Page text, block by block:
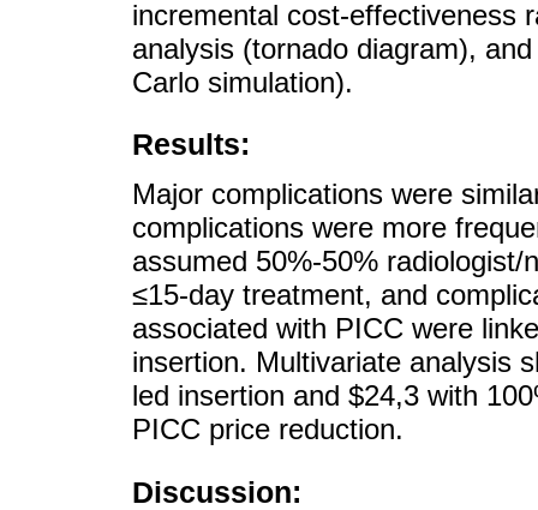
incremental cost-effectiveness
analysis (tornado diagram),
Carlo simulation).
Results:
Major complications were
complications were more
assumed 50%-50%
≤15-day treatment, and
associated with PICC were
insertion. Multivariate analysis
led insertion and $24,3 with
PICC price reduction.
Discussion: